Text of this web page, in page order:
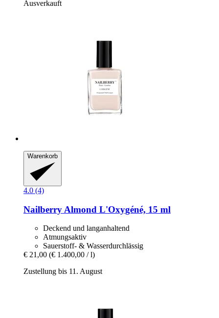
Ausverkauft
Warenkorb
4.0 (4)
Nailberry Almond L'Oxygéné, 15 ml
Deckend und langanhaltend
Atmungsaktiv
Sauerstoff- & Wasserdurchlässig
€ 21,00 (€ 1.400,00 / l)
Zustellung bis 11. August